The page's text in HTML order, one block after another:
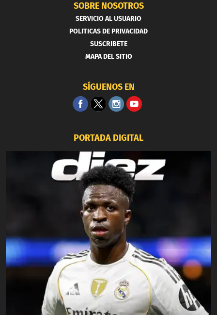
SOBRE NOSOTROS
SERVICIO AL USUARIO
POLITICAS DE PRIVACIDAD
SUSCRIBETE
MAPA DEL SITIO
SÍGUENOS EN
PORTADA DIGITAL